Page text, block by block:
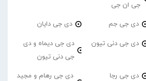
جی ان جی
دی جی جم دی جی دایان
دی جی دنی تیون
دی جی دیماه و دی
جی دنی تیون
دی جی رجا
دی جی رهام و مجید